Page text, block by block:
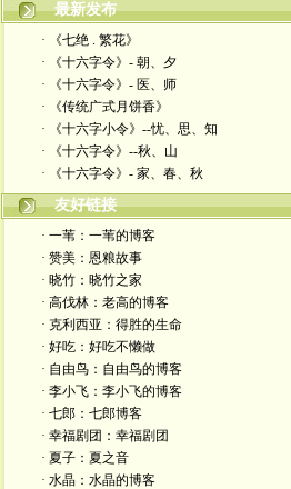
最新发布
· 《七绝 . 繁花》
· 《十六字令》- 朝、夕
· 《十六字令》- 医、师
· 《传统广式月饼香》
· 《十六字小令》--忧、思、知
· 《十六字令》--秋、山
· 《十六字令》- 家、春、秋
友好链接
· 一苇：一苇的博客
· 赞美：恩粮故事
· 晓竹：晓竹之家
· 高伐林：老高的博客
· 克利西亚：得胜的生命
· 好吃：好吃不懒做
· 自由鸟：自由鸟的博客
· 李小飞：李小飞的博客
· 七郎：七郎博客
· 幸福剧团：幸福剧团
· 夏子：夏之音
· 水晶：水晶的博客